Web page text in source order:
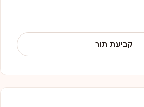
קביעת תור